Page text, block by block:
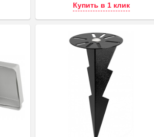
Купить в 1 клик